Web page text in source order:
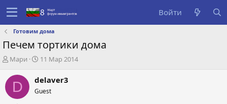
Войти
Готовим дома
Печем тортики дома
А
т
р
Мари
Д
т
а
с
11 Мар 2014
D delaver3
Guest